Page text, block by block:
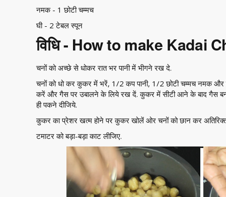
नमक - 1 छोटी चम्मच
घी - 2 टेबल स्पून
विधि - How to make Kadai
चनों को अच्छे से धोकर रात भर पानी में भीगने रख दे.
चनों को धो कर कुकर में भरें, 1/2 कप पानी, 1/2 छोटी चम्मच नमक और
करें और गैस पर उबालने के लिये रख दें. कुकर में सीटी आने के बाद गैस
ही पकने दीजिये.
कुकर का प्रेशर खत्म होने पर कुकर खोलें ओर चनों को छान कर अतिरिक्त
टमाटर को बड़ा-बड़ा काट लीजिए.